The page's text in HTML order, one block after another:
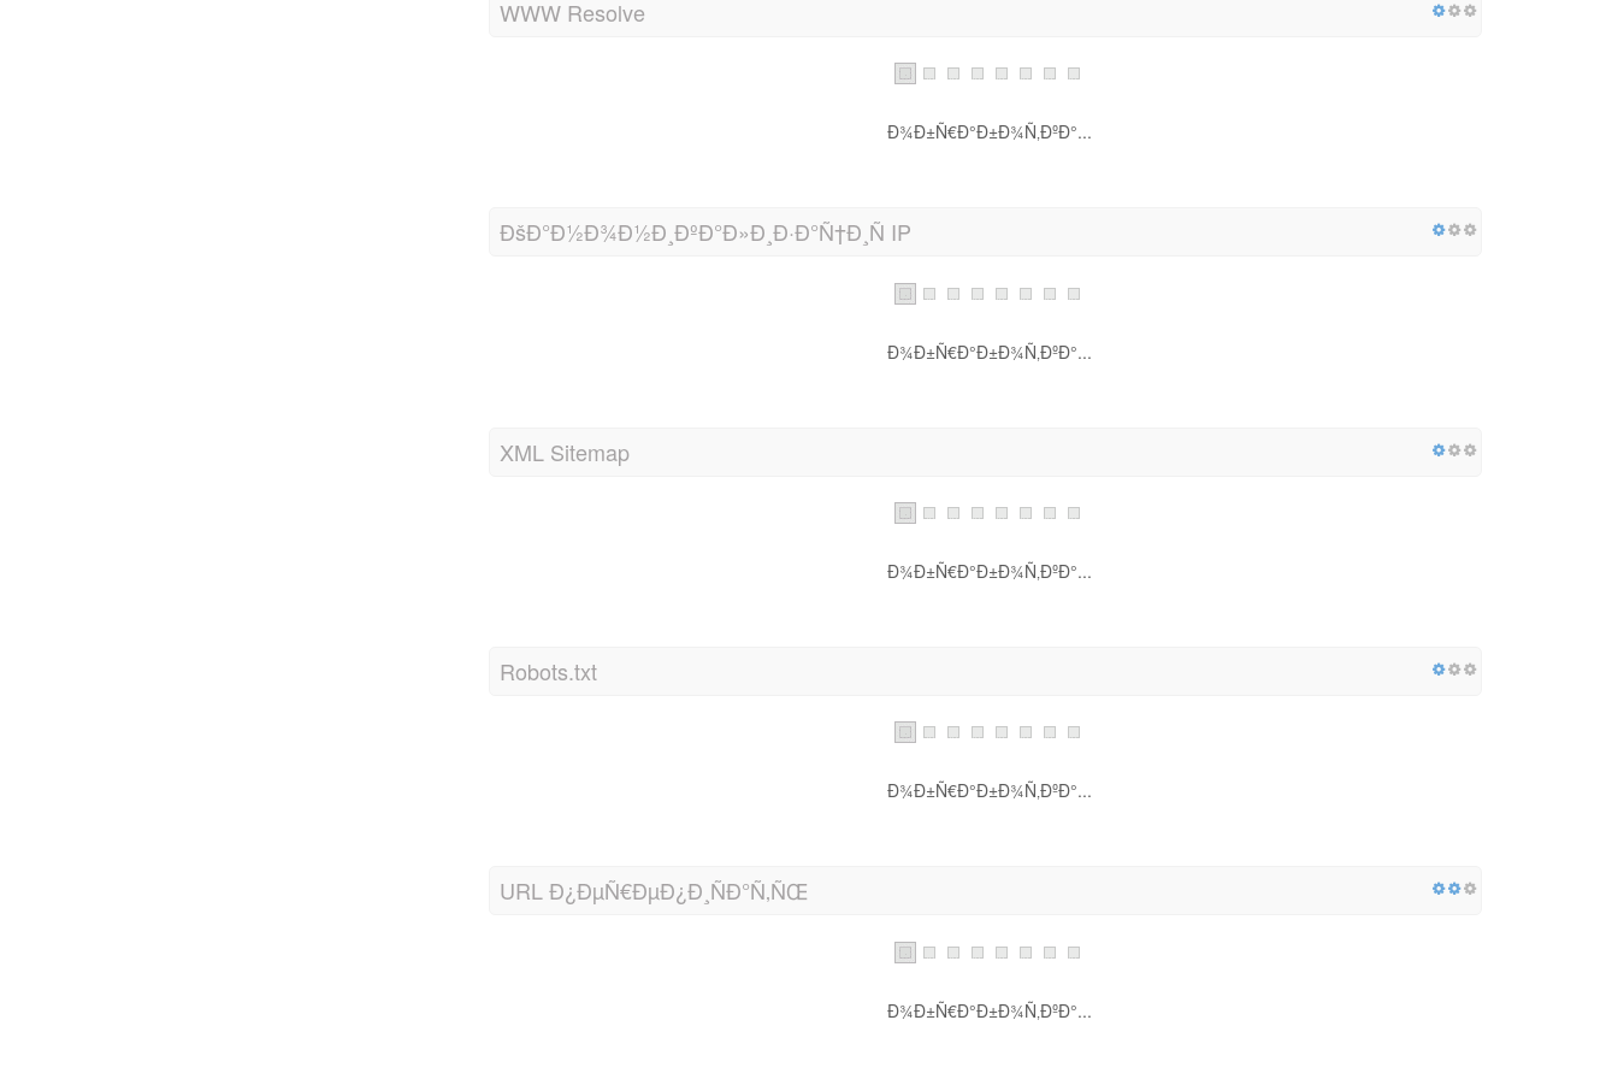
WWW Resolve
Ð¾Ð±Ñ€Ð°Ð±Ð¾Ñ‚ÐºÐ°...
ÐšÐ°Ð½Ð¾Ð½Ð¸ÐºÐ°Ð»Ð¸Ð·Ð°Ñ†Ð¸Ñ IP
Ð¾Ð±Ñ€Ð°Ð±Ð¾Ñ‚ÐºÐ°...
XML Sitemap
Ð¾Ð±Ñ€Ð°Ð±Ð¾Ñ‚ÐºÐ°...
Robots.txt
Ð¾Ð±Ñ€Ð°Ð±Ð¾Ñ‚ÐºÐ°...
URL Ð¿ÐµÑ€ÐµÐ¿Ð¸ÑÐ°Ñ‚ÑŒ
Ð¾Ð±Ñ€Ð°Ð±Ð¾Ñ‚ÐºÐ°...